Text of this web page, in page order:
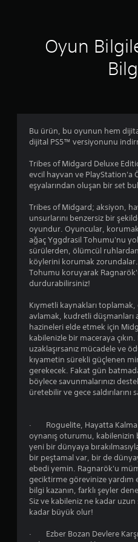
Oyun
Bu ürün, bu oyunun hem
dijital PS5™ versiyonunu
Tribes of Midgard Deluxe
evcil hayvan ve PlayStation'a
eşyalarından oluşan bir set
Tribes of Midgard; aksiyon,
unsurlarını benzersiz bir
oyundur. Oyuncular,
ağaç Yggdrasil Tohumu'nu
sürülerden, ölümcül
köylerini korumak zorundalar.
Tohumu koruyarak
durdurabilirsiniz!
Kıymetli kaynakları toplamak,
avlamak, kudretli düşmanları
hazineleri elde etmek için
kabilenizle bir maceraya
uzaklaşırsanız mücadele ve
kıyametin sürekli güçlenen
gerekecek. Fakat gün
böylece savunmalarınızı
üretebilir ve gece
· Roguelite, Hayatta Kalma
oynanış oturumu,
yeni bir dünyaya
bir peştamal var, bir de
ebedi yemin. Ragnarök'u
geciktirme görevinize
bilgi kazanın, farklı şeyler
Siz ve kabileniz ne kadar
kadar büyük olur!
· Ezber Bozan Devlere